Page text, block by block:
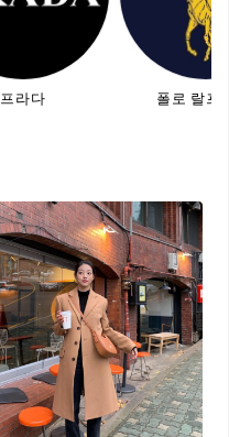
프라다 폴로 랄프